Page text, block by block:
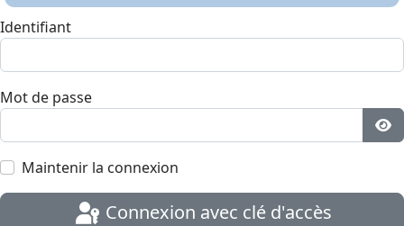
Identifiant
Mot de passe
Maintenir la connexion
Connexion avec clé d'accès